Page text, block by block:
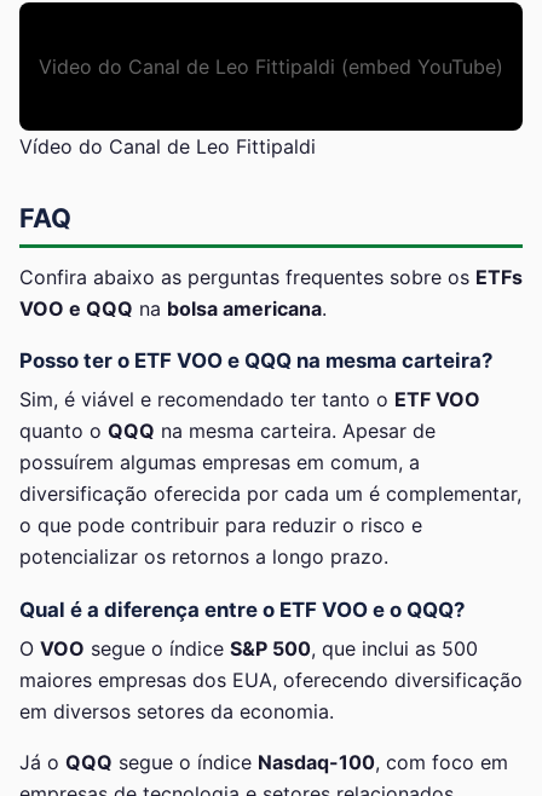
Video do Canal de Leo Fittipaldi (embed YouTube)
Vídeo do Canal de Leo Fittipaldi
FAQ
Confira abaixo as perguntas frequentes sobre os ETFs
VOO e QQQ na bolsa americana.
Posso ter o ETF VOO e QQQ na mesma carteira?
Sim, é viável e recomendado ter tanto o ETF VOO
quanto o QQQ na mesma carteira. Apesar de
possuírem algumas empresas em comum, a
diversificação oferecida por cada um é complementar,
o que pode contribuir para reduzir o risco e
potencializar os retornos a longo prazo.
Qual é a diferença entre o ETF VOO e o QQQ?
O VOO segue o índice S&P 500, que inclui as 500
maiores empresas dos EUA, oferecendo diversificação
em diversos setores da economia.
Já o QQQ segue o índice Nasdaq-100, com foco em